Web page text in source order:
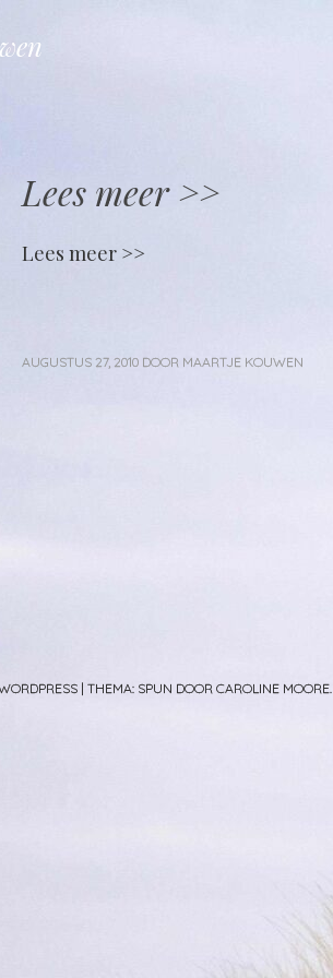
Lees meer >>
Lees meer >>
AUGUSTUS 27, 2010 DOOR MAARTJE KOUWEN
| THEMA: SPUN DOOR CAROLINE MOORE.